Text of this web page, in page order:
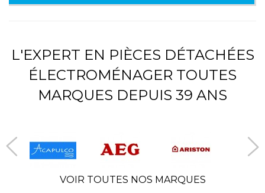
L'EXPERT EN PIÈCES DÉTACHÉES
ÉLECTROMÉNAGER TOUTES
MARQUES DEPUIS 39 ANS
VOIR TOUTES NOS MARQUES